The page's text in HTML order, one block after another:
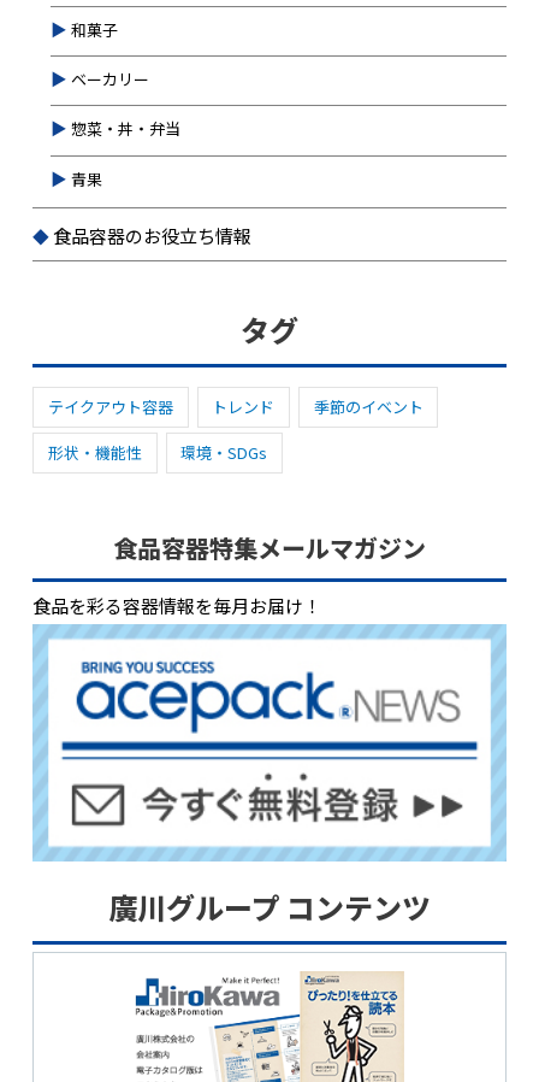
和菓子
ベーカリー
惣菜・丼・弁当
青果
食品容器のお役立ち情報
タグ
テイクアウト容器 トレンド
季節のイベント
形状・機能性
環境・SDGs
食品容器特集メールマガジン
食品を彩る容器情報を毎月お届け！
廣川グループ コンテンツ